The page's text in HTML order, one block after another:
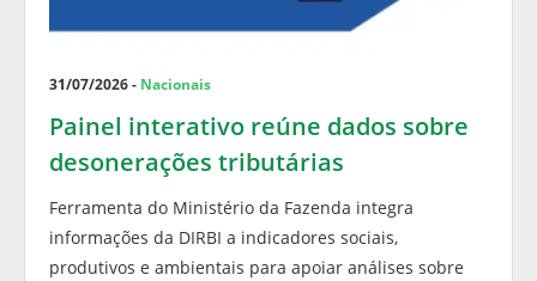
31/07/2026 - Nacionais
Painel interativo reúne dados sobre
desonerações tributárias
Ferramenta do Ministério da Fazenda integra
informações da DIRBI a indicadores sociais,
produtivos e ambientais para apoiar análises sobre